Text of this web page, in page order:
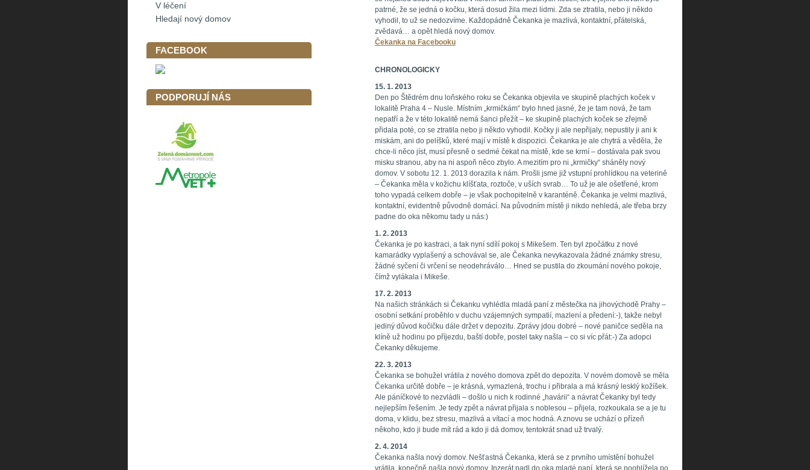
patrné, že se jedná o kočku, která dosud žila mezi lidmi. Zda se ztratila, nebo ji někdo
vyhodil, to už se nedozvíme. Každopádně Čekanka je mazlivá, kontaktní, přátelská,
zvědavá… a opět hledá nový domov.
Čekanka na Facebooku
CHRONOLOGICKY
15. 1. 2013
Den po Štědrém dnu loňského roku se Čekanka objevila ve skupině plachých koček v
lokalitě Praha 4 – Nusle. Místním „krmičkám“ bylo hned jasné, že je tam nová, že tam
nepatří a že v této lokalitě nemá šanci přežít – ke skupině plachých koček se zřejmě
přidala poté, co se ztratila nebo ji někdo vyhodil. Kočky ji ale nepřijaly, nepustily ji ani k
miskám, ani do pelíšků, které mají v místě k dispozici. Čekanka je ale chytrá a věděla, že
chce-li něco jíst, musí přesně o sedmé čekat na místě, kde se krmí – dostávala pak svou
misku stranou, aby na ni aspoň něco zbylo. A mezitím pro ni „krmičky“ sháněly nový
domov. V sobotu 12. 1. 2013 dorazila k nám. Prošli jsme již vstupní prohlídkou na veterině
– Čekanka měla v kožichu klíšťata, roztoče, v uších svrab… To už je ale ošetřené, krom
toho vypadá celkem dobře – je však pochopitelně v karanténě. Čekanka je velmi mazlivá,
kontaktní, evidentně původně domácí. Na původním místě ji nikdo nehledá, ale třeba brzy
padne do oka někomu tady u nás:)
1. 2. 2013
Čekanka je po kastraci, a tak nyní sdílí pokoj s Mikešem. Ten byl zpočátku z nové
kamarádky vyplašený a schovával se, ale Čekanka nevykazovala žádné známky stresu,
žádné syčení či vrčení se neodehráválo… Hned se pustila do zkoumání nového pokoje,
čímž vylákala i Mikeše.
17. 2. 2013
Na našich stránkách si Čekanku vyhlédla mladá paní z městečka na jihovýchodě Prahy –
osobní setkání proběhlo v duchu vzájemných sympatií, mazlení a předení:-), takže nebyl
jediný důvod kočičku dále držet v depozitu. Zprávy jdou dobré – nové paničce seděla na
klíně už hodinu po příjezdu, baští dobře, postel taky našla – co si víc přát:-) Za adopci
Čekanky děkujeme.
22. 3. 2013
Čekanka se bohužel vrátila z nového domova zpět do depozita. V novém domově se měla
Čekanka určitě dobře – je krásná, vymazlená, trochu i přibrala a má krásný lesklý kožíšek.
Ale páníčkové to nezvládli – došlo u nich k rodinné „havárii“ a návrat Čekanky byl tedy
nejlepším řešením. Je tedy zpět a návrat přijala s noblesou – přijela, rozkoukala se a je tu
doma, v klidu, bez stresu, mazlivá a vítací a moc hodná. A znovu se uchází o přízeň
někoho, kdo ji bude mít rád a kdo ji dá domov, tentokrát snad už trvalý.
2. 4. 2014
Čekanka našla nový domov. Nešťastná Čekanka, která se z prvního umístění bohužel
vrátila, konečně našla nový domov. Inzerát padl do oka mladé paní, která se poohlížela po
V léčení
Hledají nový domov
FACEBOOK
PODPORUJÍ NÁS